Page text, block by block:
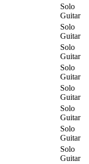
Solo
Guitar
Solo
Guitar
Solo
Guitar
Solo
Guitar
Solo
Guitar
Solo
Guitar
Solo
Guitar
Solo
Guitar